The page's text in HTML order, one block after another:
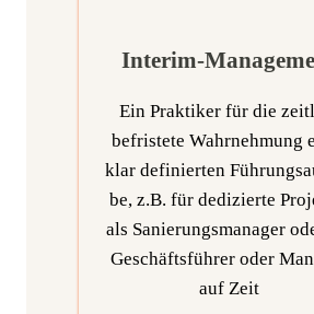
Interim-
Ein Prak­ti­ker für die
befris­te­te Wahr­neh­mung
klar defi­nier­ten
be, z.B. für dedi­zier­te
als Sanie­rungs­ma­na­ger
Geschäfts­füh­rer oder
auf Zeit